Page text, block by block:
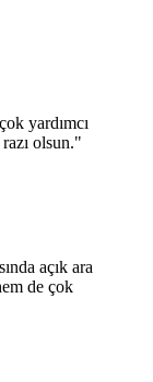
yardımcı
olsun."
açık ara
de çok